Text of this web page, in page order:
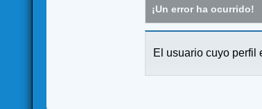
¡Un error ha ocurrido!
El usuario cuyo perfil